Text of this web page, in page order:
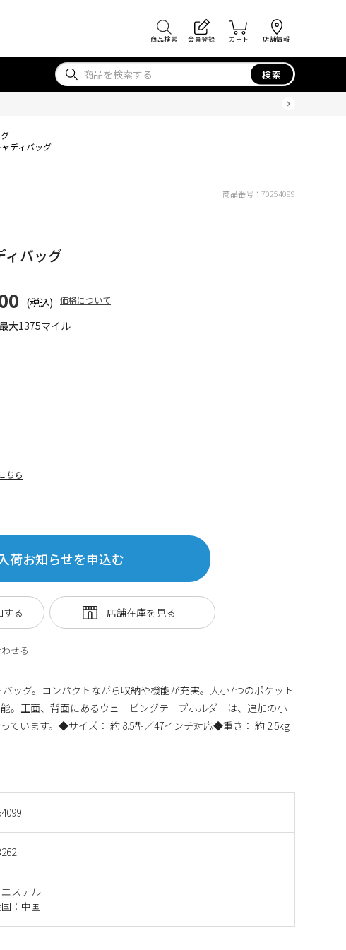
商品検索 会員登録 カート 店舗情報
検索
ディバッグ
大1375マイル
バッグ
(税込) 価格について
ステル
：中国
ちら
荷お知らせを申込む
せる
する
商品番号： 70254099
ッグ。コンパクトながら収納や機能が充実。大小7つのポケット
。正面、背面にあるウェービングテープホルダーは、追加の小
ています。◆サイズ： 約 8.5型／47インチ対応◆重さ： 約 2.5kg